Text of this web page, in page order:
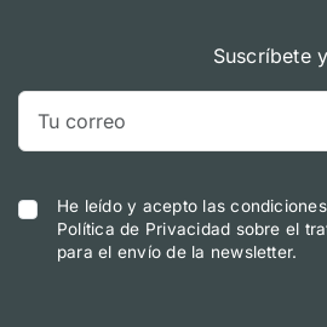
Suscríbete
He leído y acepto las
Política de Privacidad sobre el
para el envío de la newsletter.